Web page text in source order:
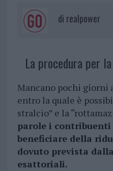
di realpower
La procedura per
Mancano pochi giorni
entro la quale è
stralcio” e la
parole i contribuenti
beneficiare della
dovuto prevista
esattoriali.